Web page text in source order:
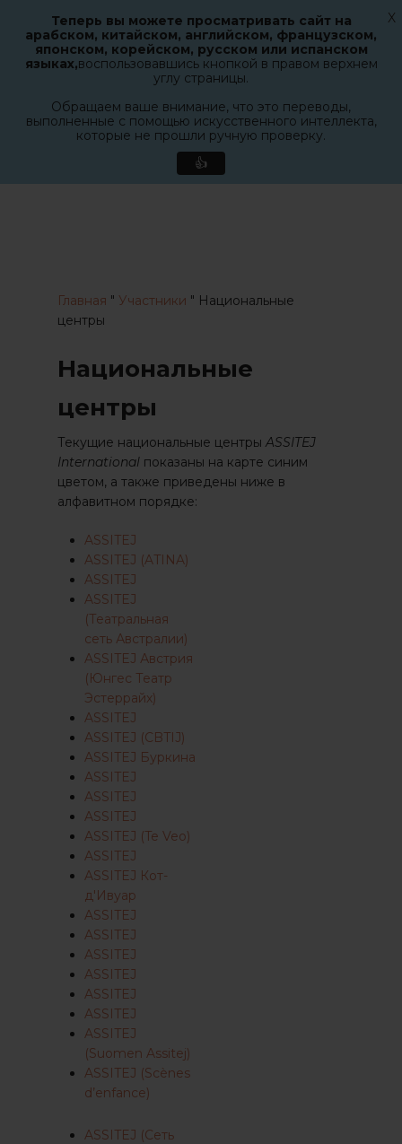
поиск
Меню
Главная " Участники " Национальные
центры
Национальные
центры
Текущие национальные центрыASSITEJ
International показаны на карте синим
цветом, а также приведены ниже в
алфавитном порядке:
ASSITEJ
ASSITEJ (ATINA)
ASSITEJ
ASSITEJ
(Театральная
сеть Австралии)
ASSITEJ Австрия
(Юнгес Театр
Эстеррайх)
ASSITEJ
ASSITEJ (CBTIJ)
ASSITEJ Буркина
ASSITEJ
ASSITEJ
ASSITEJ
ASSITEJ (Te Veo)
ASSITEJ
ASSITEJ Кот-
д'Ивуар
ASSITEJ
ASSITEJ
ASSITEJ
ASSITEJ
ASSITEJ
ASSITEJ
ASSITEJ
(Suomen Assitej)
ASSITEJ (Scènes
d’enfance)
ASSITEJ (Сеть
меню
Теперь вы можете просматривать сайт на
арабском, китайском, английском, французском,
японском, корейском, русском или испанском
языках,воспользовавшись кнопкой в правом верхнем
углу страницы.
Обращаем ваше внимание, что это переводы,
выполненные с помощью искусственного интеллекта,
которые не прошли ручную проверку.
👍
X